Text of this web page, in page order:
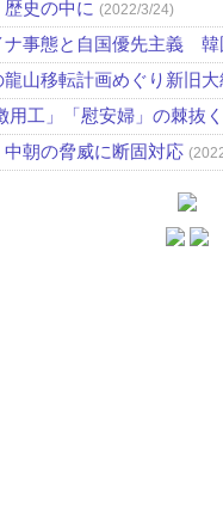
歴史の中に (2022/3/24)
ナ事態と自国優先主義
龍山移転計画めぐり新旧
用工」「慰安婦」の棘抜
朝の脅威に断固対応